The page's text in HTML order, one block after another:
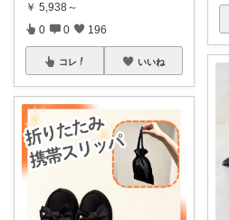
￥ 5,938～
0 0 196
コレ いいね